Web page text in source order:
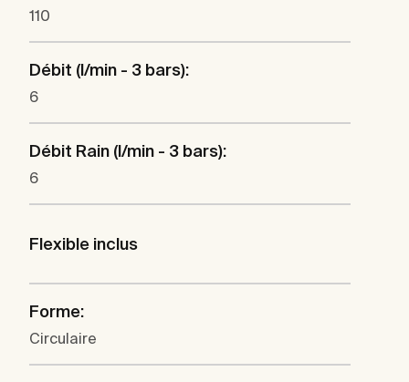
110
Débit (l/min - 3 bars):
6
Débit Rain (l/min - 3 bars):
6
Flexible inclus
Forme:
Circulaire